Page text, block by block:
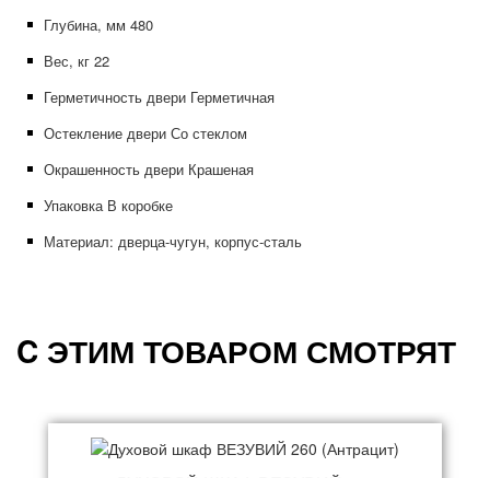
Глубина, мм 480
Вес, кг 22
Герметичность двери Герметичная
Остекление двери Со стеклом
Окрашенность двери Крашеная
Упаковка В коробке
Материал: дверца-чугун, корпус-сталь
C ЭТИМ ТОВАРОМ СМОТРЯТ